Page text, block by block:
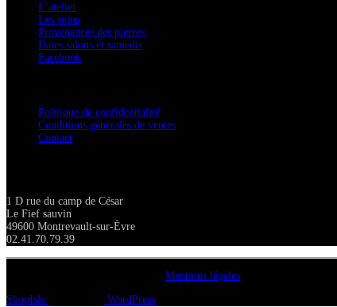
L’atelier
Les soins
Provenances des pierres
Dates salons et samedis
Facebook
Politique de confidentialité
Conditions générales de ventes
Contact
1 D rue du camp de César
Le Fief sauvin
49600 Montrevault-sur-Èvre
02.41.70.79.39
Mentions légales
ShopIsle
WordPress